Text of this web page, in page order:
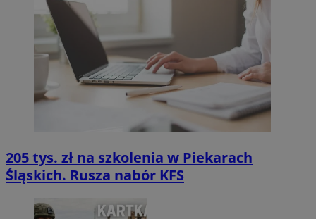
205 tys. zł na szkolenia w Piekarach
Śląskich. Rusza nabór KFS